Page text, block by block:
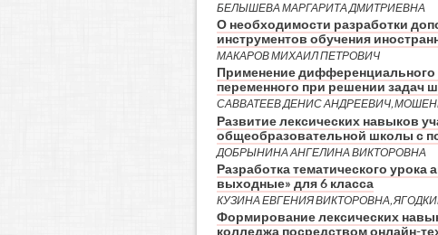
БЕЛЫШЕВА МАРГАРИТА ДМИТРИЕВНА
О необходимости разработки
инструментов обучения
МАКАРОВ МИХАИЛ ПЕТРОВИЧ
Применение дифференциального
переменного при решении задач
САВВАТЕЕВ ДЕНИС АНДРЕЕВИЧ,
Развитие лексических навыков
общеобразовательной школы с
ДОБРЫНИНА АНГЕЛИНА ВИКТОРОВНА
Разработка тематического урока
выходные» для 6 класса
КУЗИНА ЕВГЕНИЯ ВИКТОРОВНА,
Формирование лексических
колледжа посредством онлайн-